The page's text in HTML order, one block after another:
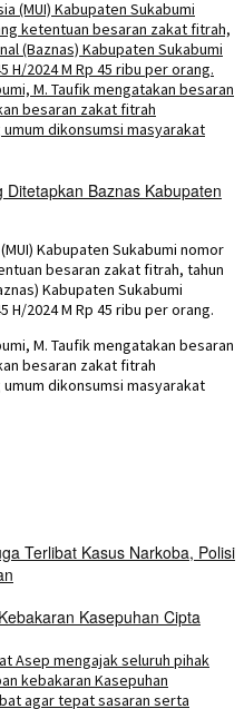
Baznas Kabupaten
Kabupaten Sukabumi nomor
besaran zakat fitrah, tahun
Kabupaten Sukabumi
2024 M Rp 45 ribu per orang.
M. Taufik mengatakan besaran
besaran zakat fitrah
dikonsumsi masyarakat
Terlibat Kasus Narkoba, Polisi
Kasepuhan Cipta